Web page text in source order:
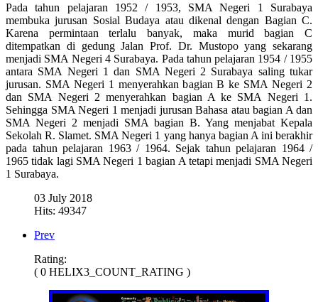
Pada tahun pelajaran 1952 / 1953, SMA Negeri 1 Surabaya
membuka jurusan Sosial Budaya atau dikenal dengan Bagian C.
Karena permintaan terlalu banyak, maka murid bagian C
ditempatkan di gedung Jalan Prof. Dr. Mustopo yang sekarang
menjadi SMA Negeri 4 Surabaya. Pada tahun pelajaran 1954 / 1955
antara SMA Negeri 1 dan SMA Negeri 2 Surabaya saling tukar
jurusan. SMA Negeri 1 menyerahkan bagian B ke SMA Negeri 2
dan SMA Negeri 2 menyerahkan bagian A ke SMA Negeri 1.
Sehingga SMA Negeri 1 menjadi jurusan Bahasa atau bagian A dan
SMA Negeri 2 menjadi SMA bagian B. Yang menjabat Kepala
Sekolah R. Slamet. SMA Negeri 1 yang hanya bagian A ini berakhir
pada tahun pelajaran 1963 / 1964. Sejak tahun pelajaran 1964 /
1965 tidak lagi SMA Negeri 1 bagian A tetapi menjadi SMA Negeri
1 Surabaya.
03 July 2018
Hits: 49347
Prev
Rating:
( 0 HELIX3_COUNT_RATING )